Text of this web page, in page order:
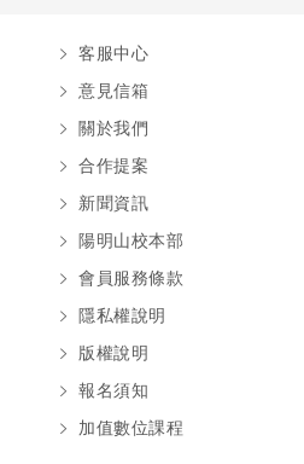
客服中心
意見信箱
關於我們
合作提案
新聞資訊
陽明山校本部
會員服務條款
隱私權說明
版權說明
報名須知
加值數位課程